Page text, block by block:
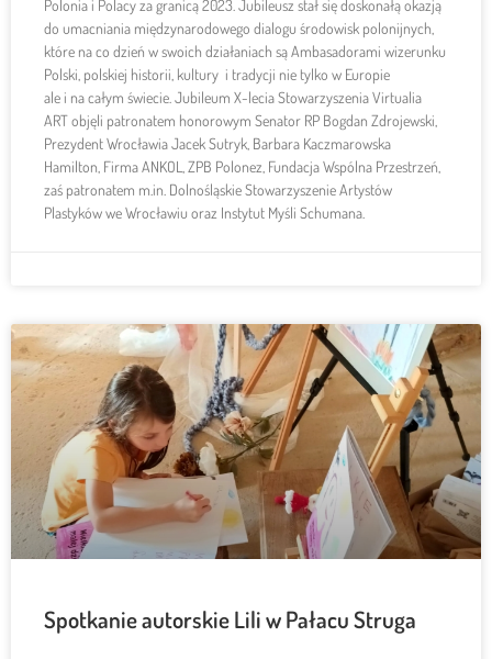
Polonia i Polacy za granicą 2023. Jubileusz stał się doskonałą okazją
do umacniania międzynarodowego dialogu środowisk polonijnych,
które na co dzień w swoich działaniach są Ambasadorami wizerunku
Polski, polskiej historii, kultury i tradycji nie tylko w Europie
ale i na całym świecie. Jubileum X-lecia Stowarzyszenia Virtualia
ART objęli patronatem honorowym Senator RP Bogdan Zdrojewski,
Prezydent Wrocławia Jacek Sutryk, Barbara Kaczmarowska
Hamilton, Firma ANKOL, ZPB Polonez, Fundacja Wspólna Przestrzeń,
zaś patronatem m.in. Dolnośląskie Stowarzyszenie Artystów
Plastyków we Wrocławiu oraz Instytut Myśli Schumana.
Spotkanie autorskie Lili w Pałacu Struga